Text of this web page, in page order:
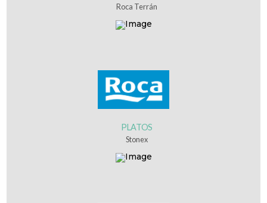
Roca Terrán
PLATOS
Stonex